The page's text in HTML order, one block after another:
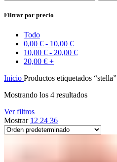
Filtrar por precio
Todo
0,00 € - 10,00 €
10,00 € - 20,00 €
20,00 € +
Inicio Productos etiquetados “stella”
Mostrando los 4 resultados
Ver filtros
Mostrar 12 24 36